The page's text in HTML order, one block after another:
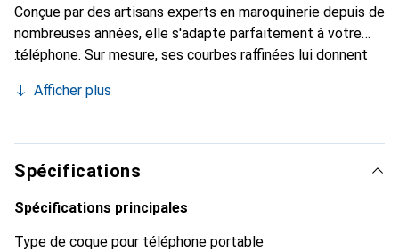
Conçue par des artisans experts en maroquinerie depuis de
nombreuses années, elle s'adapte parfaitement à votre
téléphone. Sur mesure, ses courbes raffinées lui donnent
et indispensable de votre smartphone. Reconnaître
marque Noreve est un choix sûr pour une clientèle
exigeante.
Afficher plus
Spécifications
Spécifications principales
Type de coque pour téléphone portable